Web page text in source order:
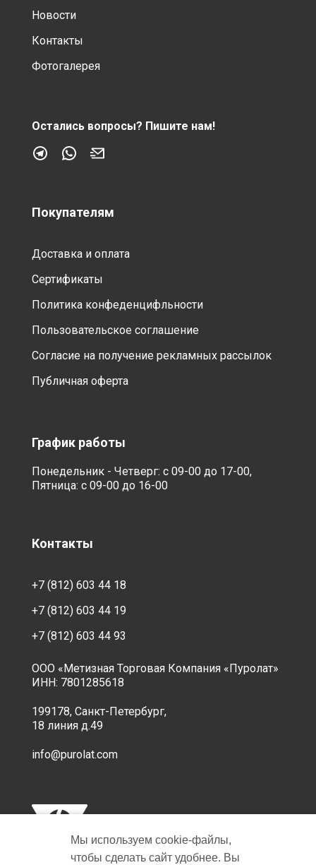
Новости
Контакты
Фотогалерея
Остались вопросы? Пишите нам!
Покупателям
Доставка и оплата
Сертификаты
Политика конфеденцифльности
Пользовательское соглашение
Согласие на получение рекламных рассылок
Публичная оферта
График работы
Понедельник - Четверг: с 09-00 до 17-00,
Пятница: с 09-00 до 16-00
Контакты
+7 (812) 603 44 18
+7 (812) 603 44 19
+7 (812) 603 44 93
ООО «Метизная Торговая Компания «Пуролат»
ИНН: 7801285618
199178, Санкт-Петербург,
18 линия д.49
info@purolat.com
Мы используем cookie‑файлы,
чтобы сделать сайт удобнее. Вы